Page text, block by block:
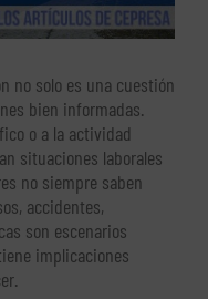
no solo es una cuestión
bien informadas.
o a la actividad
situaciones laborales
no siempre saben
accidentes,
son escenarios
implicaciones